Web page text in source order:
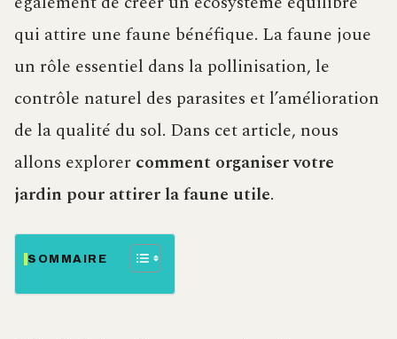
qui attire une faune bénéfique. La faune joue
un rôle essentiel dans la pollinisation, le
contrôle naturel des parasites et l’amélioration
de la qualité du sol. Dans cet article, nous
allons explorer comment organiser votre
jardin pour attirer la faune utile.
SOMMAIRE